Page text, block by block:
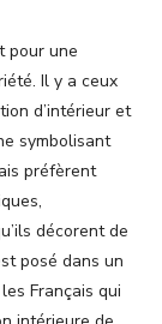
pour une
Il y a ceux
d’intérieur et
symbolisant
préfèrent
décorent de
posé dans un
Français qui